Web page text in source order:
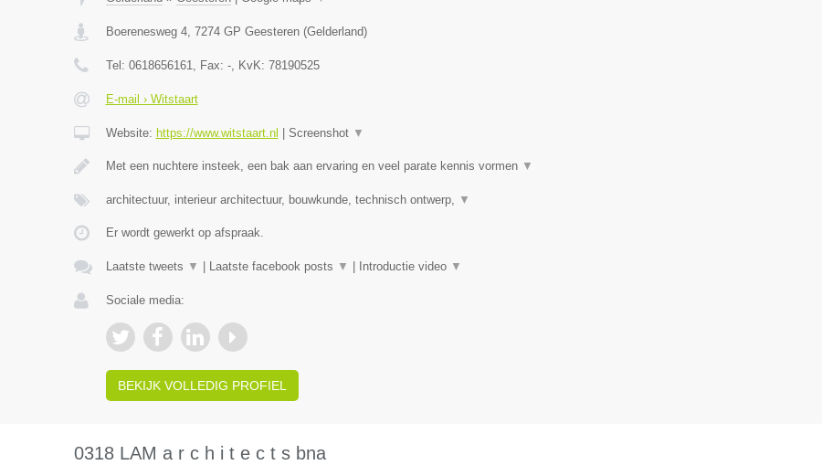
Boerenesweg 4, 7274 GP Geesteren(Gelderland)
Tel: 0618656161, Fax: -, KvK: 78190525
E-mail › Witstaart
Website: https://www.witstaart.nl Screenshot ▼
Met een nuchtere insteek, een bak aan ervaring en veel parate kennis vormen ▼
architectuur, interieur architectuur, bouwkunde, technisch ontwerp, ▼
Er wordt gewerkt op afspraak.
Laatste tweets ▼ Laatste facebook posts ▼ Introductie video ▼
Sociale media:
BEKIJK VOLLEDIG PROFIEL
0318 LAM a r c h i t e c t s bna